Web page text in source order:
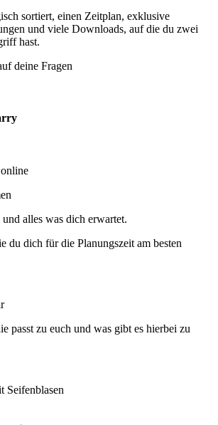
sortiert, einen Zeitplan, exklusive
und viele Downloads, auf die du zwei
hast.
deine Fragen
alles was dich erwartet.
du dich für die Planungszeit am besten
passt zu euch und was gibt es hierbei zu